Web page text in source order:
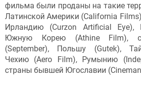
фильма были проданы на такие
Латинской Америки (California
Ирландию (Curzon Artificial Eye),
Южную Корею (Athine Film),
(September), Польшу (Gutek),
Чехию (Aero Film), Румынию
страны бывшей Югославии